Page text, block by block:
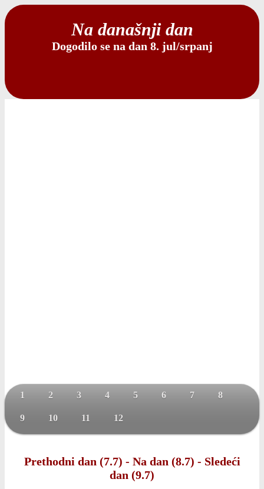
Na današnji dan
Dogodilo se na dan 8. jul/srpanj
1 2 3 4 5 6 7 8
9 10 11 12
Prethodni dan (7.7) - Na dan (8.7) - Sledeći
dan (9.7)